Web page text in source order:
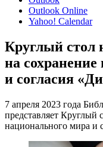
Outlook Online
Yahoo! Calendar
Круглый стол
на
и согласия
7 апреля 2023 года
представляет Круглый
национального мира и